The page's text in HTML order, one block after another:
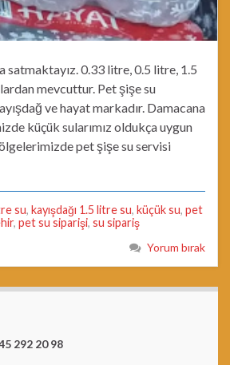
satmaktayız. 0.33 litre, 0.5 litre, 1.5
mevcuttur. Pet şişe su
ve hayat markadır. Damacana
küçük sularımız oldukça uygun
pet şişe su servisi
su, kayışdağı 1.5 litre su, küçük su, pet
, pet su siparişi, su sipariş
Yorum bırak
292 20 98